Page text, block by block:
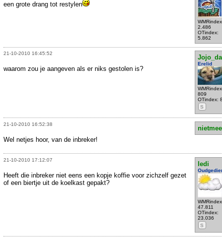
2.486
OTindex:
5.862
een grote drang tot restylen
21-10-2010 16:45:52
Erelid
809
OTindex:
S
waarom zou je aangeven als er niks gestolen is?
21-10-2010 16:52:38
Wel netjes hoor, van de inbreker!
21-10-2010 17:12:07
ledi
47.811
OTindex:
23.036
S
Heeft die inbreker niet eens een kopje koffie voor zichzelf gezet
of een biertje uit de koelkast gepakt?